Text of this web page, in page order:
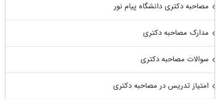
مصاحبه دکتری دانشگاه پیام نور
مدارک مصاحبه دکتری
سوالات مصاحبه دکتری
امتیاز تدریس در مصاحبه دکتری